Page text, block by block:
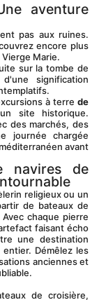
aventure
encore plus
Marie.
signification
à terre de
site historique.
des marchés, des
journée chargée
avant
navires de
de bateaux de
chaque pierre
faisant écho
une destination
Démêlez les
anciennes et